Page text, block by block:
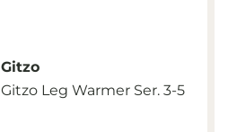
Gitzo
Gitzo Leg Warmer Ser. 3-5